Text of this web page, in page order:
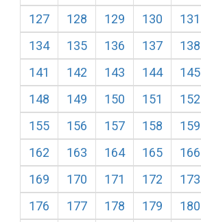
127
128 129 130 131
134
135 136 137 138
141
142 143 144 145
148
149 150 151 152
155
156 157 158 159
162
163 164 165 166
169
170 171 172 173
176
177 178 179 180